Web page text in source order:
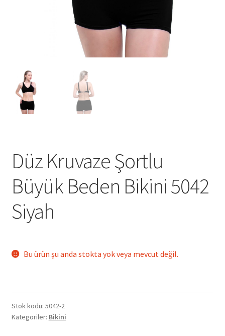
Düz Kruvaze Şortlu
Büyük Beden Bikini 5042
Siyah
Bu ürün şu anda stokta yok veya mevcut değil.
Stok kodu: 5042-2
Kategoriler: Bikini